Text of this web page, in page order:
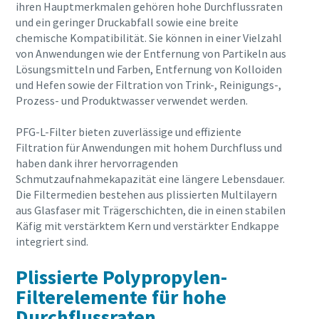
ihren Hauptmerkmalen gehören hohe Durchflussraten
und ein geringer Druckabfall sowie eine breite
chemische Kompatibilität. Sie können in einer Vielzahl
von Anwendungen wie der Entfernung von Partikeln aus
Lösungsmitteln und Farben, Entfernung von Kolloiden
und Hefen sowie der Filtration von Trink-, Reinigungs-,
Prozess- und Produktwasser verwendet werden.
PFG-L-Filter bieten zuverlässige und effiziente
Filtration für Anwendungen mit hohem Durchfluss und
haben dank ihrer hervorragenden
Schmutzaufnahmekapazität eine längere Lebensdauer.
Die Filtermedien bestehen aus plissierten Multilayern
aus Glasfaser mit Trägerschichten, die in einen stabilen
Käfig mit verstärktem Kern und verstärkter Endkappe
integriert sind.
Plissierte Polypropylen-
Filterelemente für hohe